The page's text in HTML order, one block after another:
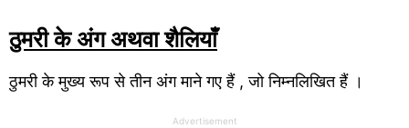
ठुमरी के अंग अथवा शैलियाँ
ठुमरी के मुख्य रूप से तीन अंग माने गए हैं , जो निम्नलिखित हैं ।
Advertisement